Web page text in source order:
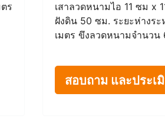
ร
เสาลวดหนามไอ 11 ซม x
ฝังดิน 50 ซม. ระยะห่างระ
เมตร ขึงลวดหนามจำนวน
สอบถาม และประเ